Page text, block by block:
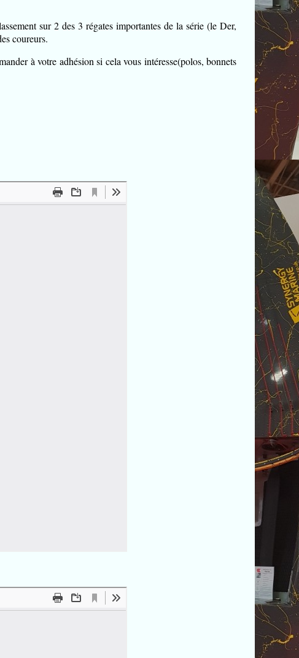
sur 2 des 3 régates importantes de la série (le Der,
coureurs.
à votre adhésion si cela vous intéresse(polos, bonnets